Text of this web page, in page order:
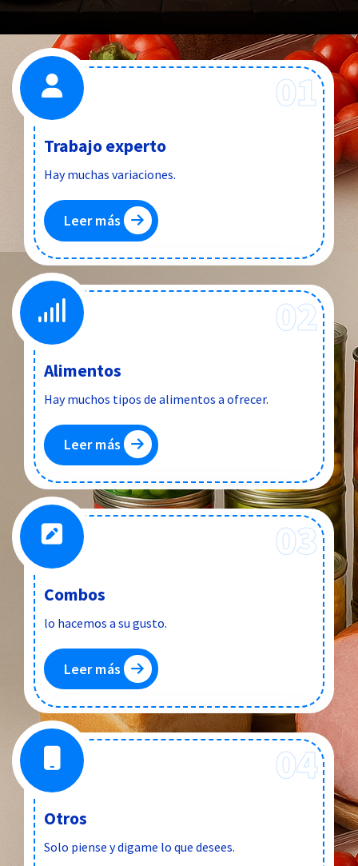
01
Trabajo experto
Hay muchas variaciones.
Leer más
02
Alimentos
Hay muchos tipos de alimentos a ofrecer.
Leer más
03
Combos
lo hacemos a su gusto.
Leer más
04
Otros
Solo piense y digame lo que desees.